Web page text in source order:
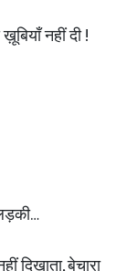
नहीं दी !